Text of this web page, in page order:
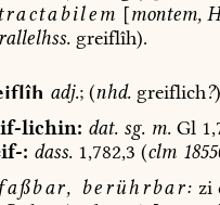
tractabilem [montem,
greiflîh).
adj.; (nhd. greiflich?
lichin: dat.sg.m.Gl
: dass.1,782,3 (clm
berührbar: zi